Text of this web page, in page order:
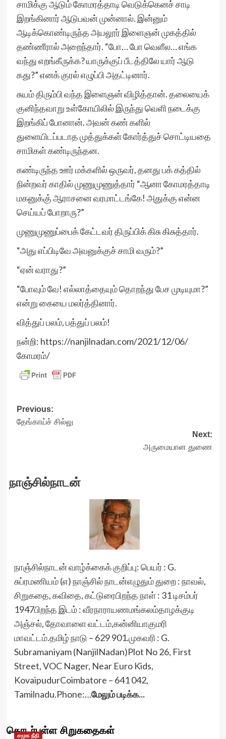
சாமிக்கு ஆடும் கோமரத்தாடி வெடுக்கெனச் சாடி
இறங்கினார் ஆடுபவன் முன்னால். இன்னும்
ஆடிக்கொண்டிருந்த அயலூர் இளைஞன் முகத்தில்
தண்ணீரால் அறைந்தார். “போ… போ வெளீல… எங்க
வந்து எறங்கீருக்க? யாருக்குப் பீடத்திலே யார் ஆடு
கது?” எனக் குரல் எழுப்பி அதட்டினார்.
சுயம் திரும்பி வந்த இளைஞன் விழித்தான். தலையைக்
குனிந்தவாறு உள்கோயிலில் இருந்து வெளி நடைக்கு
இறங்கிப் போனான். அவன் கண் களில்
துளையிடப்படாத முத்துக்கள் கோர்த்துச் சொட்டியதை
சாமிகள் கண்டிருந்தன.
கண்டிருந்த ஊர் மக்களில் ஒருவர், தனது பக் கத்தில்
நின்றவர் காதில் முணுமுணுத்தார் “ஆனா கோமரத்தாடி
மகனுக்கு் ஆராசனை வரமாட்டங்கே! அதுக்கு என்ன
செய்யப் போறாரு?”
முணுமுணுப்பைக் கேட்டவர் திருப்பிக் கிசு கிசுத்தார்.
“அது எப்பிடிவே அவனுக்குச் சாமி வரும்?”
“ஏன் வராது?”
“போவும் வே! எல்லாத்தையும் தொறந்து பேச முடியுமா?”
என்று கையை மலர்த்தினார்.
வித்துப் பலம், பத்துப் பலம்!
நன்றி: https://nanjilnadan.com/2021/12/06/
கோமரம்/
Post
navigation
Previous:
தேங்காய்ச் சில்லு
Next:
அருமையான துணை
நாஞ்சில்நாடன்
நாஞ்சில்நாடன் வாழ்க்கைக் குறிப்பு: பெயர் : G.
சுப்ரமணியம் (எ) நாஞ்சில் நாடன்எழுதும் துறை : நாவல்,
சிறுகதை, கவிதை, கட்டுரைபிறந்த நாள் : 31 டிசம்பர்
1947பிறந்த இடம் : வீரநாராயணமங்கலம்தாழக்குடி
அஞ்சல், தோவாளை வட்டம்,கன்னியாகுமரி
மாவட்டம்.தமிழ் நாடு – 629 901.முகவரி : G.
Subramaniyam (NanjilNadan)Plot No 26, First
Street, VOC Nager, Near Euro Kids,
KovaipudurCoimbatore – 641 042,
Tamilnadu.Phone:…மேலும் படிக்க...
தொடர்புள்ள சிறுகதைகள்
சமூக நீதி